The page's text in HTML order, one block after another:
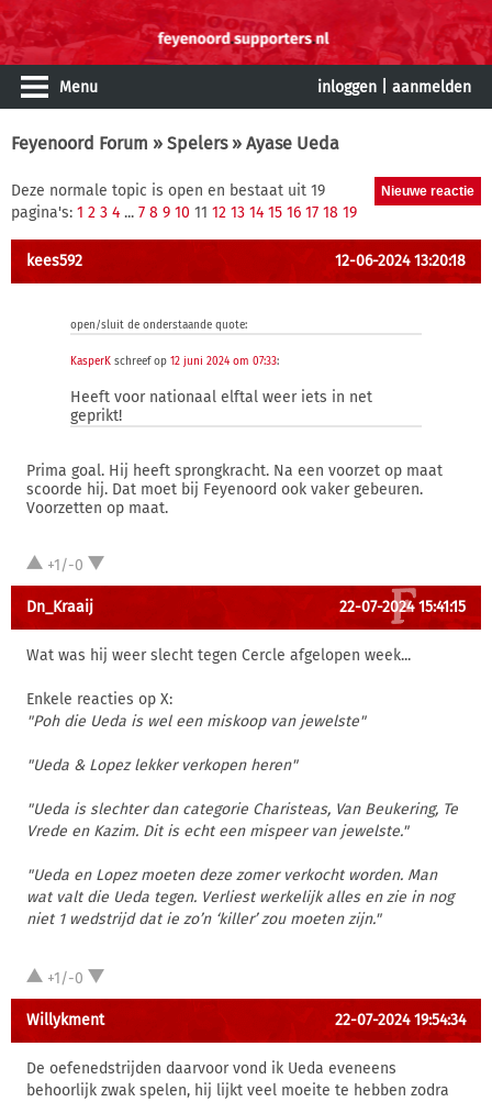
Menu inloggen aanmelden
Feyenoord Forum » Spelers» Ayase Ueda
Deze normale topic is open en bestaat uit 19
pagina's: 1 2 3 4 ... 7 8 9 10 11 12 13 14 15 16 17 18 19
kees592 12-06-2024 13:20:18
open/sluit de onderstaande quote:
KasperK schreef op 12 juni 2024 om 07:33:
Heeft voor nationaal elftal weer iets in net
geprikt!
Prima goal. Hij heeft sprongkracht. Na een voorzet op maat
scoorde hij. Dat moet bij Feyenoord ook vaker gebeuren.
Voorzetten op maat.
+1/-0
Dn_Kraaij 22-07-2024 15:41:15
Wat was hij weer slecht tegen Cercle afgelopen week...
Enkele reacties op X:
"Poh die Ueda is wel een miskoop van jewelste"
"Ueda & Lopez lekker verkopen heren"
"Ueda is slechter dan categorie Charisteas, Van Beukering, Te
Vrede en Kazim. Dit is echt een mispeer van jewelste."
"Ueda en Lopez moeten deze zomer verkocht worden. Man
wat valt die Ueda tegen. Verliest werkelijk alles en zie in nog
niet 1 wedstrijd dat ie zo’n ‘killer’ zou moeten zijn."
+1/-0
Willykment 22-07-2024 19:54:34
De oefenedstrijden daarvoor vond ik Ueda eveneens
behoorlijk zwak spelen, hij lijkt veel moeite te hebben zodra